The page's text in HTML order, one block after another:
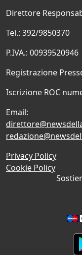
Direttore
Tel.: 392/9850370
P.IVA.: 00939520946
Registrazione
Iscrizione ROC
Email:
Privacy Policy
Cookie Policy